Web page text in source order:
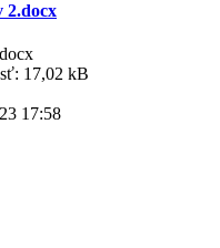
2.docx
17,02 kB
17:58